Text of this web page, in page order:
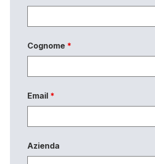
Cognome *
Email *
Azienda